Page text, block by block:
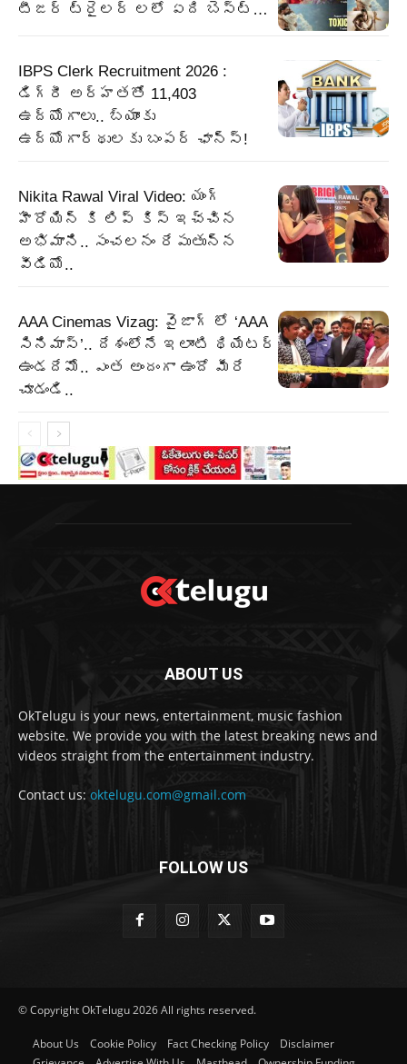
టీజర్ ట్రైలర్ లలో ఏది బెస్ట్…
IBPS Clerk Recruitment 2026 :
డిగ్రీ అర్హతతో 11,403
ఉద్యోగాలు.. బ్యాంకు
ఉద్యోగార్థులకు బంపర్‌ ఛాన్స్‌!
Nikita Rawal Viral Video: యంగ్
హీరోయిన్ కి లిప్ కిస్ ఇచ్చిన
అభిమాని.. సంచలనం రేపుతున్న
వీడియో..
AAA Cinemas Vizag: వైజాగ్ లో ‘AAA
సినిమాస్’.. దేశంలోనే ఇలాంటి థియేటర్
ఉండదేమో.. ఎంత అందంగా ఉందో మీరే
చూడండి..
ABOUT US
OkTelugu is your news, entertainment, music fashion
website. We provide you with the latest breaking news and
videos straight from the entertainment industry.
Contact us: oktelugu.com@gmail.com
FOLLOW US
© Copyright OkTelugu 2026 All rights reserved.
About Us Cookie Policy Fact Checking Policy
Disclaimer